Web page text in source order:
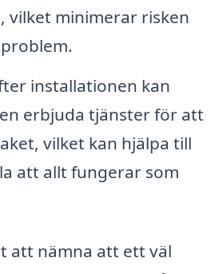
vilket minimerar risken
installationen kan
erbjuda tjänster för att
vilket kan hjälpa till
att allt fungerar som
att nämna att ett väl